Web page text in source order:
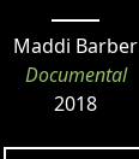
Maddi Barber
Documental
2018